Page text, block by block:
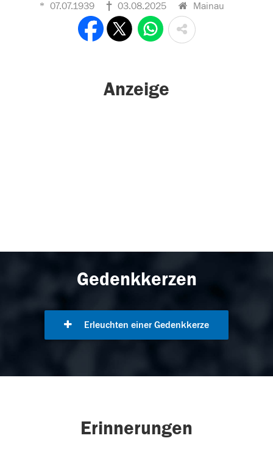
07.07.1939 03.08.2025 Mainau
Anzeige
Gedenkkerzen
Erleuchten einer Gedenkkerze
Erinnerungen